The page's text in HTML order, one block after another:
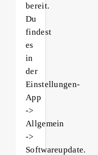
bereit.
Du
findest
es
in
der
Einstellungen-
App
->
Allgemein
->
Softwareupdate.